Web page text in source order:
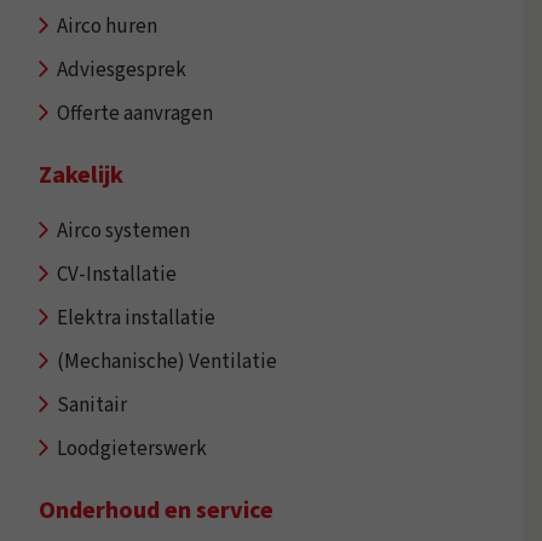
Airco huren
Adviesgesprek
Offerte aanvragen
Zakelijk
Airco systemen
CV-Installatie
Elektra installatie
(Mechanische) Ventilatie
Sanitair
Loodgieterswerk
Onderhoud en service